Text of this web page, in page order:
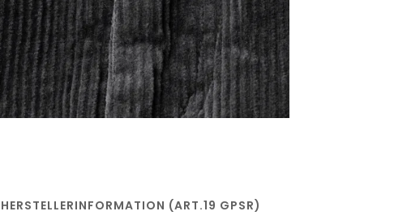
HERSTELLERINFORMATION (ART.19 GPSR)